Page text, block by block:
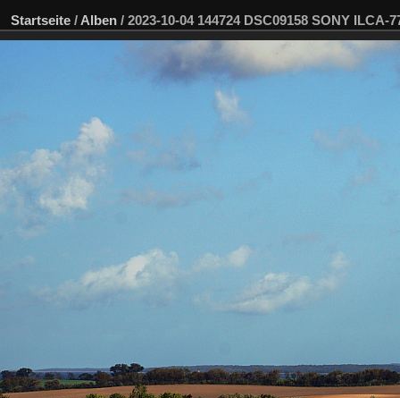
Startseite / Alben / 2023-10-04 144724 DSC09158 SONY ILCA-